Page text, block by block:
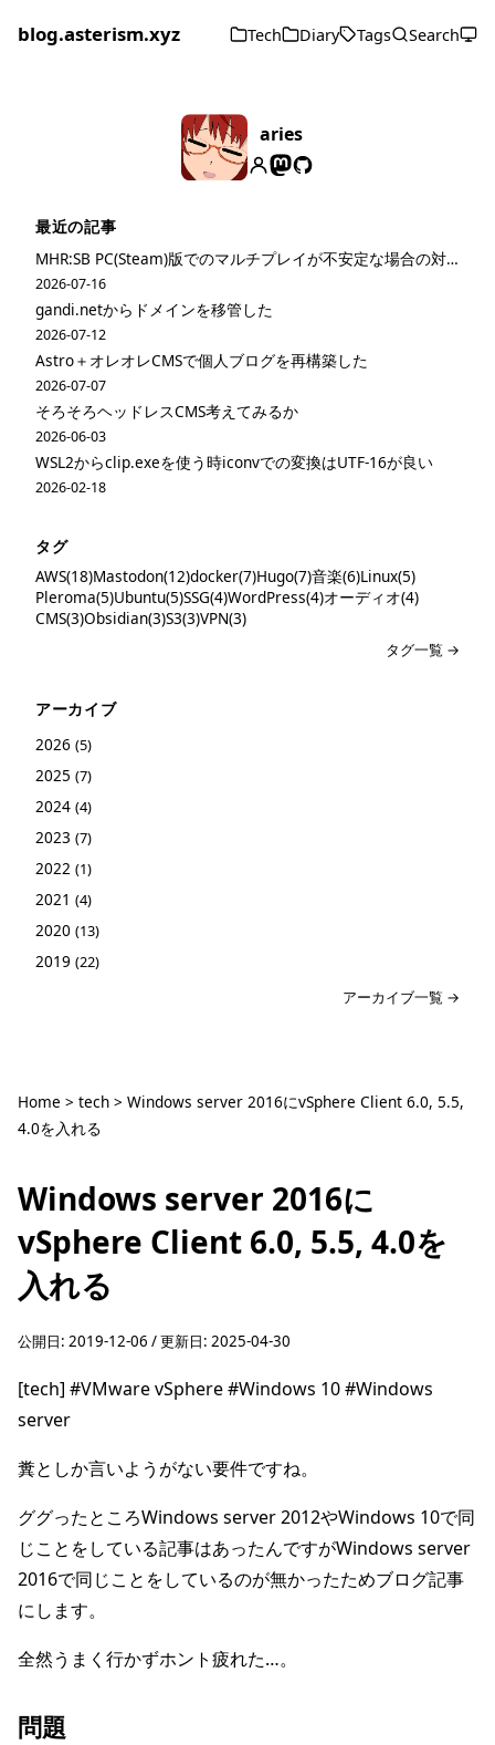
blog.asterism.xyz Tech Diary Tags Search
aries
最近の記事
MHR:SB PC(Steam)版でのマルチプレイが不安定な場合の対策
2026-07-16
gandi.netからドメインを移管した
2026-07-12
Astro＋オレオレCMSで個人ブログを再構築した
2026-07-07
そろそろヘッドレスCMS考えてみるか
2026-06-03
WSL2からclip.exeを使う時iconvでの変換はUTF-16が良い
2026-02-18
タグ
AWS(18)Mastodon(12)docker(7)Hugo(7)音楽(6)Linux(5)
Pleroma(5)Ubuntu(5)SSG(4)WordPress(4)オーディオ(4)
CMS(3)Obsidian(3)S3(3)VPN(3)
タグ一覧 →
アーカイブ
2026 (5)
2025 (7)
2024 (4)
2023 (7)
2022 (1)
2021 (4)
2020 (13)
2019 (22)
アーカイブ一覧 →
Home > tech > Windows server 2016にvSphere Client 6.0, 5.5,
4.0を入れる
Windows server 2016に
vSphere Client 6.0, 5.5, 4.0を
入れる
公開日: 2019-12-06 / 更新日: 2025-04-30
[tech] #VMware vSphere#Windows 10#Windows
server
糞としか言いようがない要件ですね。
ググったところWindows server 2012やWindows 10で同
じことをしている記事はあったんですがWindows server
2016で同じことをしているのが無かったためブログ記事
にします。
全然うまく行かずホント疲れた…。
問題